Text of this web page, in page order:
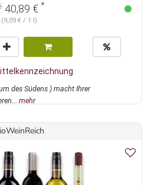
40,89 € *
(9,09 € / 1 l)
des Südens ) macht Ihrer
mehr